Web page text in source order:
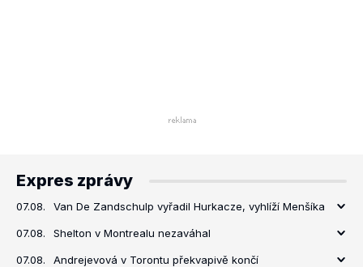
Expres zprávy
07.08. Van De Zandschulp vyřadil Hurkacze, vyhlíží Menšíka
07.08. Shelton v Montrealu nezaváhal
07.08. Andrejevová v Torontu překvapivě končí